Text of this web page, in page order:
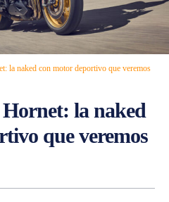
la naked con motor deportivo que veremos
la naked
que veremos